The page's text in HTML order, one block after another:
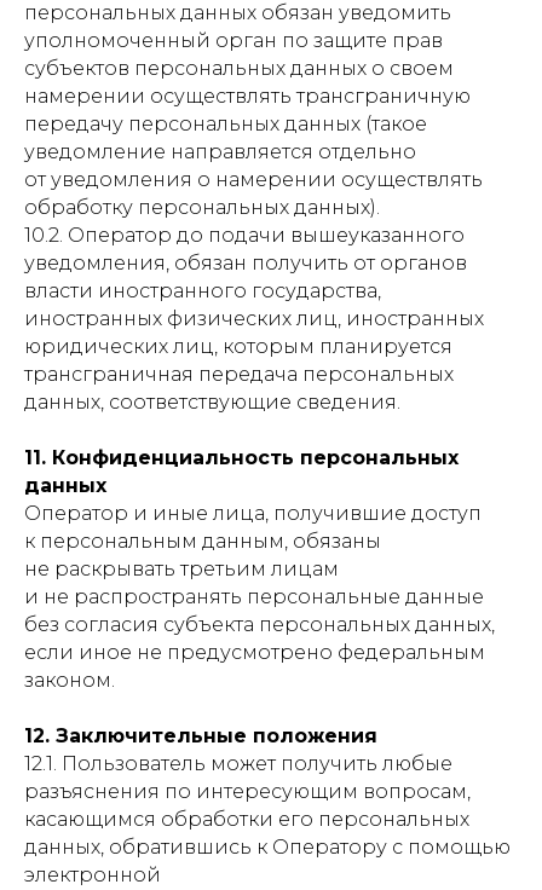
персональных данных обязан уведомить
уполномоченный орган по защите прав
субъектов персональных данных о своем
намерении осуществлять трансграничную
передачу персональных данных (такое
уведомление направляется отдельно
от уведомления о намерении осуществлять
обработку персональных данных).
10.2. Оператор до подачи вышеуказанного
уведомления, обязан получить от органов
власти иностранного государства,
иностранных физических лиц, иностранных
юридических лиц, которым планируется
трансграничная передача персональных
данных, соответствующие сведения.
11. Конфиденциальность персональных
данных
Оператор и иные лица, получившие доступ
к персональным данным, обязаны
не раскрывать третьим лицам
и не распространять персональные данные
без согласия субъекта персональных данных,
если иное не предусмотрено федеральным
законом.
12. Заключительные положения
12.1. Пользователь может получить любые
разъяснения по интересующим вопросам,
касающимся обработки его персональных
данных, обратившись к Оператору с помощью
электронной